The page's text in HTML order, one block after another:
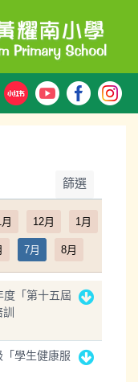
篩選
12月 1月
7月 8月
「第十五屆
學生健康服